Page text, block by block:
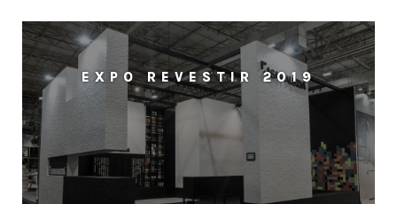
EXPO REVESTIR 2019